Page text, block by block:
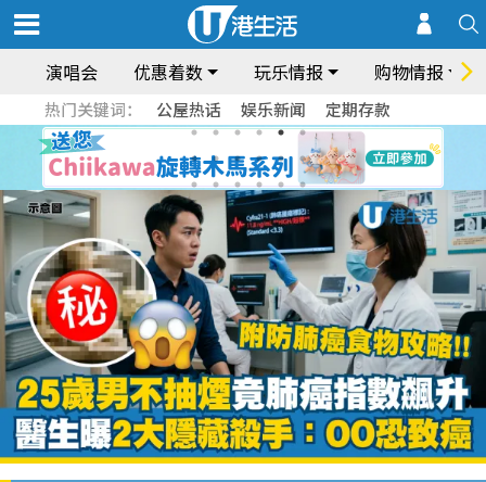
演唱会 优惠着数 玩乐情报 购物情报
热门关键词： 公屋热话 娱乐新闻 定期存款